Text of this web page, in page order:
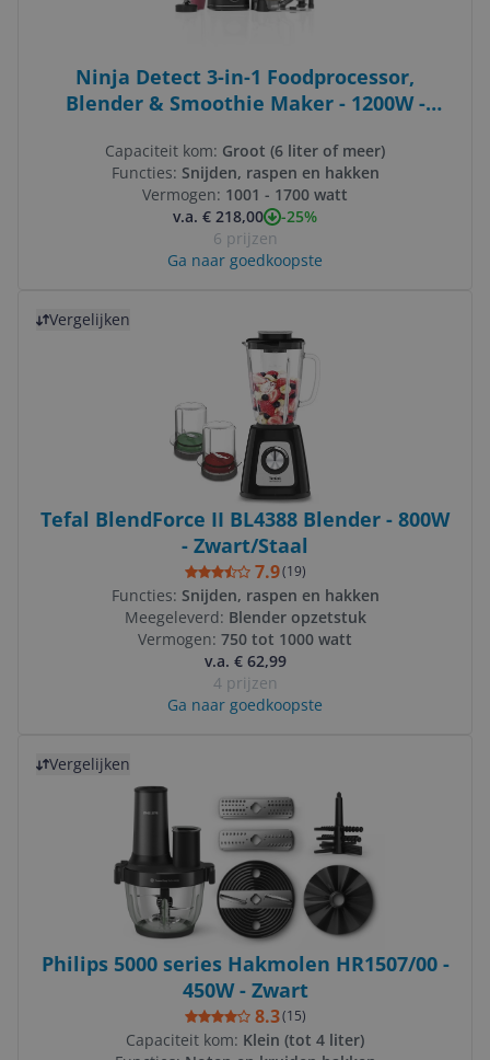
Ninja Detect 3-in-1 Foodprocessor,
Blender & Smoothie Maker - 1200W -
Capaciteit kom: Groot (6 liter of meer)
Functies: Snijden, raspen en hakken
Vermogen: 1001 - 1700 watt
v.a. € 218,00
-25%
6 prijzen
Ga naar goedkoopste
Vergelijken
Tefal BlendForce II BL4388 Blender - 800W
- Zwart/Staal
7.9(19)
Functies: Snijden, raspen en hakken
Meegeleverd: Blender opzetstuk
Vermogen: 750 tot 1000 watt
v.a. € 62,99
4 prijzen
Ga naar goedkoopste
Vergelijken
Philips 5000 series Hakmolen HR1507/00 -
450W - Zwart
8.3(15)
Capaciteit kom: Klein (tot 4 liter)